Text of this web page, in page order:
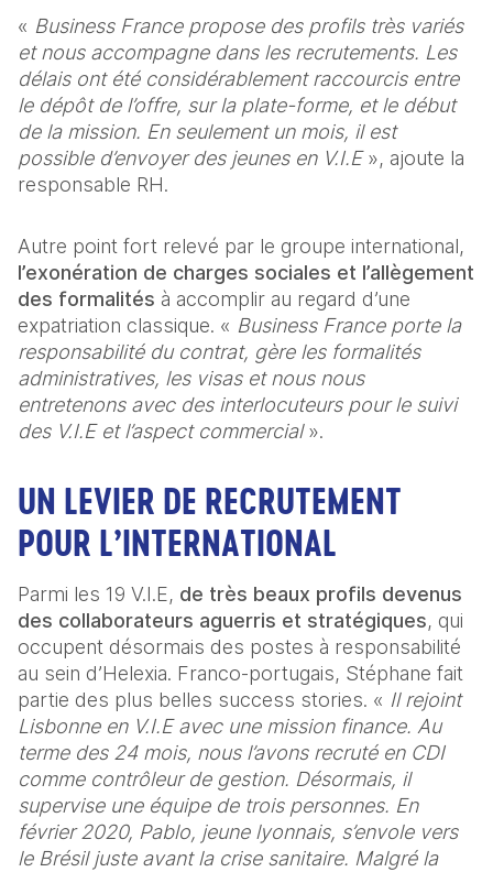
« Business France propose des profils très variés
et nous accompagne dans les recrutements. Les
délais ont été considérablement raccourcis entre
le dépôt de l’offre, sur la plate-forme, et le début
de la mission. En seulement un mois, il est
possible d’envoyer des jeunes en V.I.E », ajoute la
responsable RH.
l’exonération de charges sociales et l’allègement
des formalités à accomplir au regard d’une
expatriation classique. « Business France porte la
responsabilité du contrat, gère les formalités
administratives, les visas et nous nous
entretenons avec des interlocuteurs pour le suivi
des V.I.E et l’aspect commercial ».
UN LEVIER DE RECRUTEMENT
POUR L’INTERNATIONAL
Parmi les 19 V.I.E, de très beaux profils devenus
des collaborateurs aguerris et stratégiques, qui
occupent désormais des postes à responsabilité
au sein d’Helexia. Franco-portugais, Stéphane fait
partie des plus belles success stories. « Il rejoint
Lisbonne en V.I.E avec une mission finance. Au
terme des 24 mois, nous l’avons recruté en CDI
comme contrôleur de gestion. Désormais, il
supervise une équipe de trois personnes. En
février 2020, Pablo, jeune lyonnais, s’envole vers
le Brésil juste avant la crise sanitaire. Malgré la